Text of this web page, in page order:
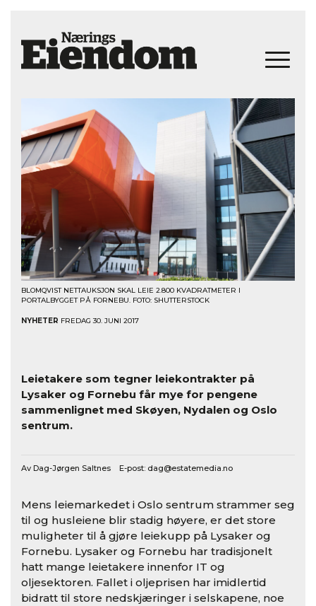
BLOMQVIST NETTAUKSJON SKAL LEIE 2.800 KVADRATMETER I
PORTALBYGGET PÅ FORNEBU. FOTO: SHUTTERSTOCK
NYHETER FREDAG 30. JUNI 2017
Leietakere som tegner leiekontrakter på
Lysaker og Fornebu får mye for pengene
sammenlignet med Skøyen, Nydalen og Oslo
sentrum.
Av Dag-Jørgen Saltnes E-post: dag@estatemedia.no
Mens leiemarkedet i Oslo sentrum strammer seg
til og husleiene blir stadig høyere, er det store
muligheter til å gjøre leiekupp på Lysaker og
Fornebu. Lysaker og Fornebu har tradisjonelt
hatt mange leietakere innenfor IT og
oljesektoren. Fallet i oljeprisen har imidlertid
bidratt til store nedskjæringer i selskapene, noe